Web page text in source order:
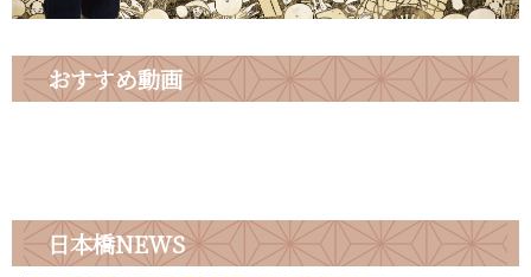
おすすめ動画
日本橋NEWS